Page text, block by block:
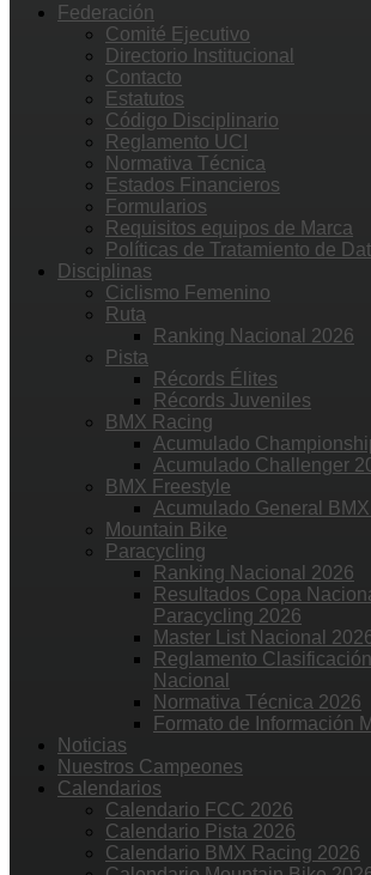
Federación
Comité Ejecutivo
Directorio Institucional
Contacto
Estatutos
Código Disciplinario
Reglamento UCI
Normativa Técnica
Estados Financieros
Formularios
Requisitos equipos de Marca
Políticas de Tratamiento de
Disciplinas
Ciclismo Femenino
Ruta
Ranking Nacional 2026
Pista
Récords Élites
Récords Juveniles
BMX Racing
Acumulado
Acumulado Challenger
BMX Freestyle
Acumulado General
Mountain Bike
Paracycling
Ranking Nacional 2026
Resultados Copa
Paracycling 2026
Master List Nacional
Reglamento
Nacional
Normativa Técnica 2026
Formato de Información
Noticias
Nuestros Campeones
Calendarios
Calendario FCC 2026
Calendario Pista 2026
Calendario BMX Racing 2026